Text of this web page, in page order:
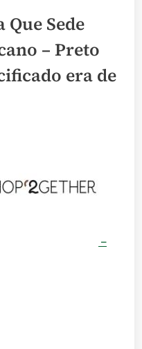
Sede
– Preto
era de
–